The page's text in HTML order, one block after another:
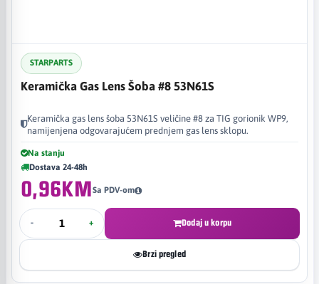
STARPARTS
Keramička Gas Lens Šoba #8 53N61S
Keramička gas lens šoba 53N61S veličine #8 za TIG gorionik WP9,
namijenjena odgovarajućem prednjem gas lens sklopu.
Na stanju
Dostava 24-48h
0,96KMSa PDV-om
- + Dodaj u korpu
Brzi pregled